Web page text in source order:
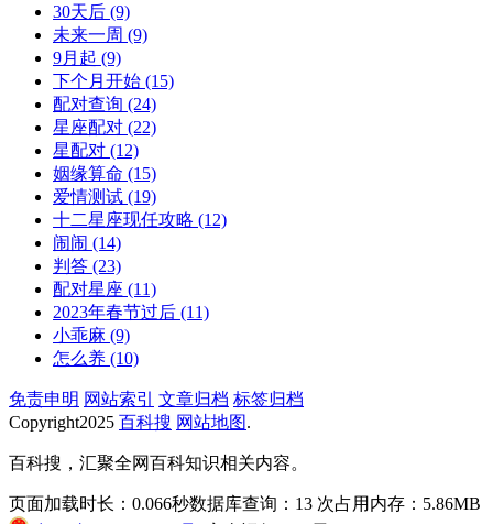
30天后 (9)
未来一周 (9)
9月起 (9)
下个月开始 (15)
配对查询 (24)
星座配对 (22)
星配对 (12)
姻缘算命 (15)
爱情测试 (19)
十二星座现任攻略 (12)
闹闹 (14)
判答 (23)
配对星座 (11)
2023年春节过后 (11)
小乖麻 (9)
怎么养 (10)
免责申明 网站索引 文章归档 标签归档
Copyright2025 百科搜 网站地图.
百科搜，汇聚全网百科知识相关内容。
页面加载时长：0.066秒数据库查询：13 次占用内存：5.86MB